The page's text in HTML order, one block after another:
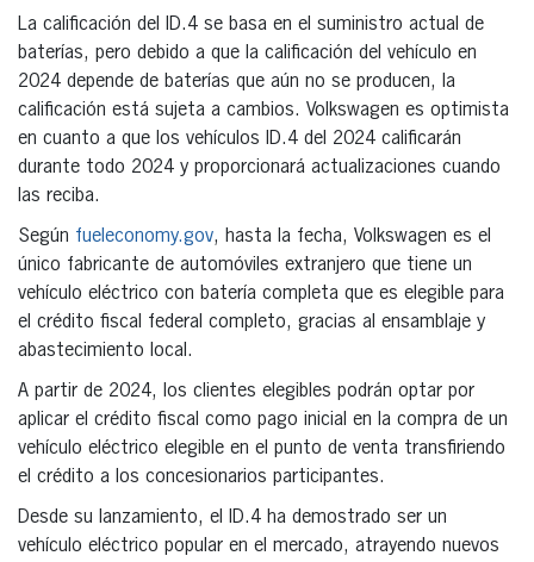
La calificación del ID.4 se basa en el suministro actual de
baterías, pero debido a que la calificación del vehículo en
2024 depende de baterías que aún no se producen, la
calificación está sujeta a cambios. Volkswagen es optimista
en cuanto a que los vehículos ID.4 del 2024 calificarán
durante todo 2024 y proporcionará actualizaciones cuando
las reciba.
Según fueleconomy.gov, hasta la fecha, Volkswagen es el
único fabricante de automóviles extranjero que tiene un
vehículo eléctrico con batería completa que es elegible para
el crédito fiscal federal completo, gracias al ensamblaje y
abastecimiento local.
A partir de 2024, los clientes elegibles podrán optar por
aplicar el crédito fiscal como pago inicial en la compra de un
vehículo eléctrico elegible en el punto de venta transfiriendo
el crédito a los concesionarios participantes.
Desde su lanzamiento, el ID.4 ha demostrado ser un
vehículo eléctrico popular en el mercado, atrayendo nuevos